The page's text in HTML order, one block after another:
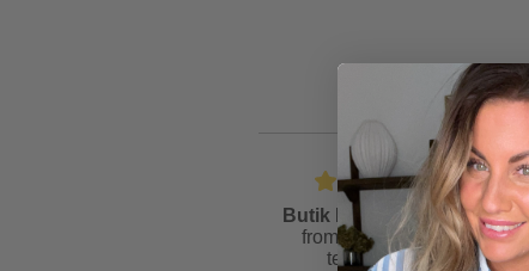
Butik Friis is rated4.6
from 81reviews &
testimonials